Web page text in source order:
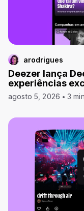
arodrigues
Deezer lança
experiências
agosto 5, 2026 3